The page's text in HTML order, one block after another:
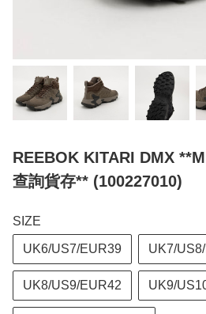
REEBOK KITARI DMX
查詢貨存** (100227010)
SIZE
UK6/US7/EUR39 UK7/
UK8/US9/EUR42 UK9/